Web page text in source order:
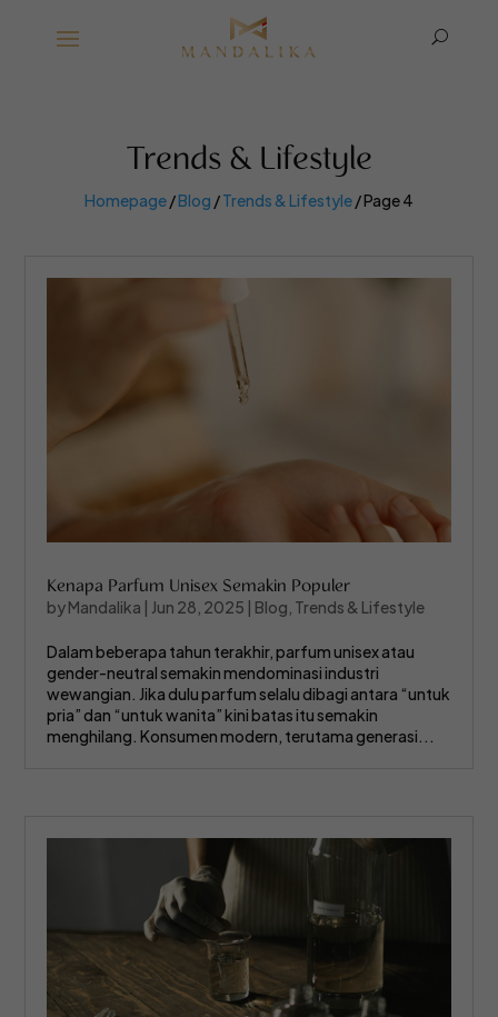
U
Trends & Lifestyle
Homepage /Blog /Trends & Lifestyle /Page 4
Kenapa Parfum Unisex Semakin Populer
byMandalika | Jun 28, 2025 | Blog Trends & Lifestyle
Dalam beberapa tahun terakhir, parfum unisex atau
gender-neutral semakin mendominasi industri
wewangian. Jika dulu parfum selalu dibagi antara “untuk
pria” dan “untuk wanita” kini batas itu semakin
menghilang. Konsumen modern, terutama generasi...